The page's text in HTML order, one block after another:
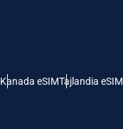
Kanada eSIMTajlandia eSIM